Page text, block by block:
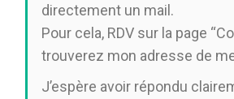
directement un mail.
Pour cela, RDV sur la page
trouverez mon adresse de
J’espère avoir répondu